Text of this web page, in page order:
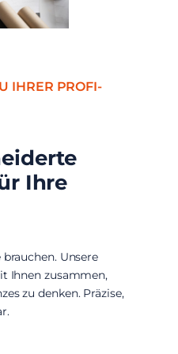
IHRER PROFI-
Ihre
Unsere
Ihnen zusammen,
zu denken. Präzise,